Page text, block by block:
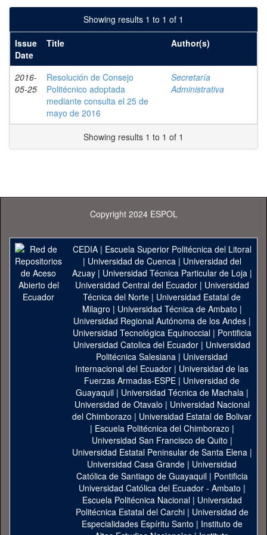
Showing results 1 to 1 of 1
Issue
Date
Title Author(s)
2016-
05-25
Resolución de Consejo
Politécnico adoptada
mediante consulta el 25 de
mayo de 2016
Secretaría
Administrativa
Showing results 1 to 1 of 1
Copyright 2024 ESPOL
CEDIA| Escuela Superior Politécnica del Litoral
| Universidad de Cuenca| Universidad del
Azuay| Universidad Técnica Particular de Loja|
Universidad Central del Ecuador| Universidad
Técnica del Norte | Universidad Estatal de
Milagro | Universidad Técnica de Ambato |
Universidad Regional Autónoma de los Andes|
Universidad Tecnológica Equinoccial| Pontificia
Universidad Catolica del Ecuador | Universidad
Politécnica Salesiana | Universidad
Internacional del Ecuador | Universidad de las
Fuerzas Armadas-ESPE | Universidad de
Guayaquil| Universidad Técnica de Machala|
Universidad de Otavalo | Universidad Nacional
del Chimborazo | Universidad Estatal de Bolivar
| Escuela Politécnica del Chimborazo |
Universidad San Francisco de Quito |
Universidad Estatal Peninsular de Santa Elena|
Universidad Casa Grande | Universidad
Católica de Santiago de Guayaquil| Pontificia
Universidad Católica del Ecuador - Ambato |
Escuela Politécnica Nacional| Universidad
Politécnica Estatal del Carchi| Universidad de
Especialidades Espíritu Santo | Instituto de